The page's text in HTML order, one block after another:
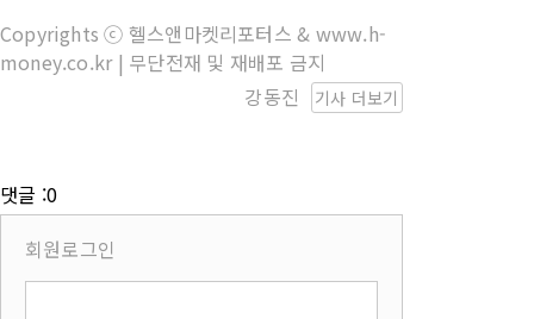
Copyrights ⓒ 헬스앤마켓리포터스 & www.h-
money.co.kr | 무단전재 및 재배포 금지
기사 더보기
강동진
댓글 :0
회원로그인